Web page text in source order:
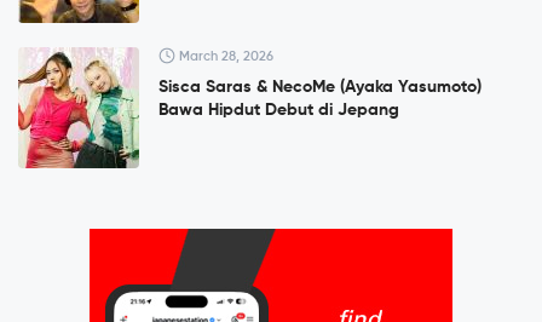
March 28, 2026
Sisca Saras & NecoMe (Ayaka Yasumoto)
Bawa Hipdut Debut di Jepang